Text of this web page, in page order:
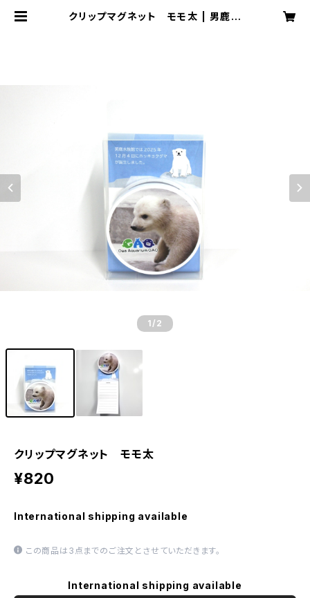
クリップマグネット モモ太 | 男鹿水
1 /2
クリップマグネット モモ太
¥820
International shipping available
この商品は3点までのご注文とさせていただきます。
International shipping available